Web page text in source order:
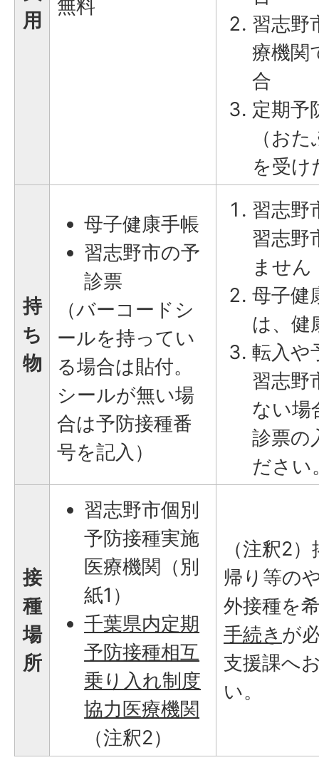
用
無料
習志野
療機関
合
定期予
（お
を受け
持
ち
物
母子健康手帳
習志野市の予
診票
（バーコードシ
ールを持ってい
る場合は貼付。
シールが無い場
合は予防接種番
号を記入）
習志野
習志野
ません
母子健
は、健
転入や
習志野
ない場
診票の
ださい
接
種
場
所
習志野市個別
予防接種実施
医療機関（別
紙1）
千葉県内定期
予防接種相互
乗り入れ制度
協力医療機関
（注釈2）
（注釈2
帰り等の
外接種を
手続き が
支援課へ
い。